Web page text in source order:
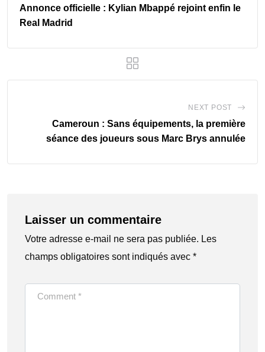
Annonce officielle : Kylian Mbappé rejoint enfin le
Real Madrid
NEXT POST
Cameroun : Sans équipements, la première
séance des joueurs sous Marc Brys annulée
Laisser un commentaire
Votre adresse e-mail ne sera pas publiée. Les
champs obligatoires sont indiqués avec *